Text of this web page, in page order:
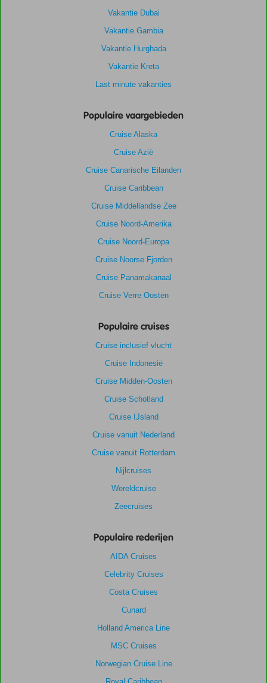
Vakantie Dubai
Vakantie Gambia
Vakantie Hurghada
Vakantie Kreta
Last minute vakanties
Populaire vaargebieden
Cruise Alaska
Cruise Azië
Cruise Canarische Eilanden
Cruise Caribbean
Cruise Middellandse Zee
Cruise Noord-Amerika
Cruise Noord-Europa
Cruise Noorse Fjorden
Cruise Panamakanaal
Cruise Verre Oosten
Populaire cruises
Cruise inclusief vlucht
Cruise Indonesië
Cruise Midden-Oosten
Cruise Schotland
Cruise IJsland
Cruise vanuit Nederland
Cruise vanuit Rotterdam
Nijlcruises
Wereldcruise
Zeecruises
Populaire rederijen
AIDA Cruises
Celebrity Cruises
Costa Cruises
Cunard
Holland America Line
MSC Cruises
Norwegian Cruise Line